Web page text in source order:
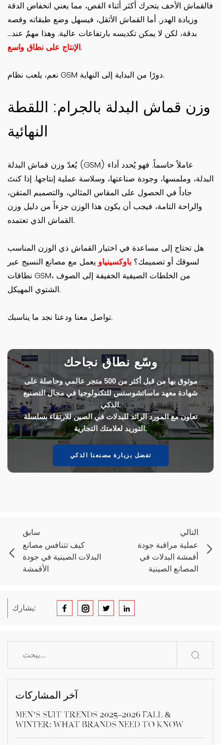
فالقماش الأخف يتحرك أكثر أثناء القص، مما يعني انخفاض الدقة
وزيادة الهدر. أما القماش الأثقل، فيسهل وضع طبقاته وقصه
بدقة، لكن لا يمكن تكديسه بارتفاعات عالية. وهذا مهمٌ عند...
الإنتاج على نطاق واسع.
نعم، يلعب نظام GSM دورًا من البداية إلى النهاية.
وزن قماش البدلة بالجرام: اللقطة
النهائية
يُعدّ وزن قماش البدلة (GSM) عاملاً حاسماً. فهو يُحدد أداء
البدلة، وملمسها، وجودة صناعتها، وسلاسة عملية إنتاجها. إذا كنتَ
جاداً في الحصول على المقاس المثالي، والتصميم المتقن،
والراحة التامة، فيجب أن يكون هذا الوزن جزءاً من دليل وزن
القماش الذي تعتمده.
هل تحتاج إلى مساعدة في اختيار القماش ذي الوزن المناسب
لسوقك أو تصميمك؟ باوكسينياويعمل مع مصانع النسيج عبر
نطاقات GSM، من الخلطات الصيفية الخفيفة إلى الصوف
الشتوي المهيكل.
تواصل معنا ودعنا نجد ما يناسبك.
وسّع نطاق نجاحك
موثوق بها من قبل أكثر من 500 متجر عالمي وحاصلة على
شهادة معهد ماساتشوستس للتكنولوجيا في مجال التصنيع
الذكي.
تعاون مع المورد الرائد للبدلات في الصين للارتقاء بسلسلة
التوريد لعلامتك التجارية.
تفضل بزيارة مصنعنا الذكي
سابق
كيف تتنافس مصانع
البدلات الصينية في جودة
الأقمشة
التالي
عملية مراقبة جودة
أقمشة البدلات في
المصانع الصينية
يشارك:
آخر المشاركات
Men’s Suit Trends 2025–2026 Fall &
Winter: What Brands Need to Know